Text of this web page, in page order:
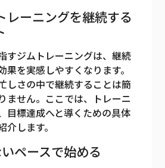
レーニングを継続する
すジムトレーニングは、継続
果を実感しやすくなります。
しさの中で継続することは簡
ません。ここでは、トレーニ
目標達成へと導くための具体
します。
ペースで始める